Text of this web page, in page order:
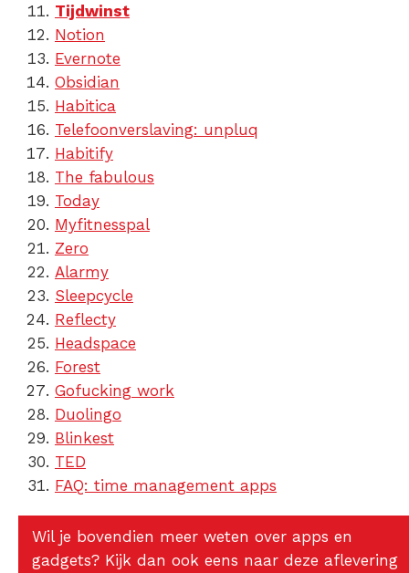
Tijdwinst
Notion
Evernote
Obsidian
Habitica
Telefoonverslaving: unpluq
Habitify
The fabulous
Today
Myfitnesspal
Zero
Alarmy
Sleepcycle
Reflecty
Headspace
Forest
Gofucking work
Duolingo
Blinkest
TED
FAQ: time management apps
Wil je bovendien meer weten over apps en
gadgets? Kijk dan ook eens naar deze aflevering